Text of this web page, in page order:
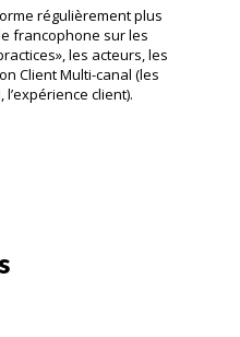
régulièrement plus
francophone sur les
les acteurs, les
Client Multi-canal (les
client).